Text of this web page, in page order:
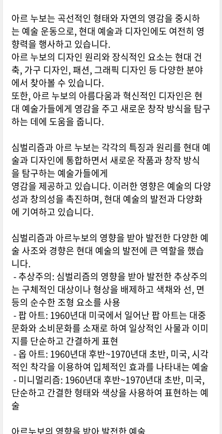
아르 누보는 곡선적인 형태와 자연의 영감을 중시하
는 예술 운동으로, 현대 예술과 디자인에도 여전히 영
향력을 행사하고 있습니다.
아르 누보의 디자인 원리와 장식적인 요소는 현대 건
축, 가구 디자인, 패션, 그래픽 디자인 등 다양한 분야
에서 찾아볼 수 있습니다.
또한, 아르 누보의 아름다움과 혁신적인 디자인은 현
대 예술가들에게 영감을 주고 새로운 창작 방식을 탐구
하는 데에 도움을 줍니다.
심벌리즘과 아르 누보는 각각의 특징과 원리를 현대 예
술과 디자인에 통합하면서 새로운 작품과 창작 방식
을 탐구하는 예술가들에게
영감을 제공하고 있습니다. 이러한 영향은 예술의 다양
성과 창의성을 촉진하며, 현대 예술의 발전과 다양화
에 기여하고 있습니다.
심벌리즘과 아르누보의 영향을 받아 발전한 다양한 예
술 사조와 경향은 현대 예술의 발전에 큰 역할을 했습
니다.
- 추상주의: 심벌리즘의 영향을 받아 발전한 추상주의
는 구체적인 대상이나 형상을 배제하고 색채와 선, 면
등의 순수한 조형 요소를 사용
- 팝 아트: 1960년대 미국에서 일어난 팝 아트는 대중
문화와 소비문화를 소재로 하여 일상적인 사물과 이미
지를 단순하고 간결하게 표현
- 옵 아트: 1960년대 후반~1970년대 초반, 미국, 시각
적인 착각을 이용하여 입체적인 효과를 나타내는 예술
- 미니멀리즘: 1960년대 후반~1970년대 초반, 미국,
단순하고 간결한 형태와 색상을 사용하여 표현하는 예
술